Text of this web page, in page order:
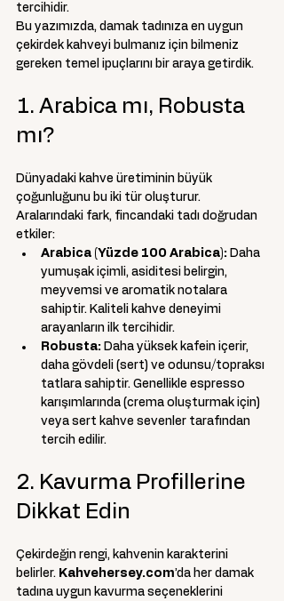
tercihidir.
Bu yazımızda, damak tadınıza en uygun
çekirdek kahveyi bulmanız için bilmeniz
gereken temel ipuçlarını bir araya getirdik.
1. Arabica mı, Robusta
mı?
Dünyadaki kahve üretiminin büyük
çoğunluğunu bu iki tür oluşturur.
Aralarındaki fark, fincandaki tadı doğrudan
etkiler:
Arabica (Yüzde 100 Arabica): Daha
yumuşak içimli, asiditesi belirgin,
meyvemsi ve aromatik notalara
sahiptir. Kaliteli kahve deneyimi
arayanların ilk tercihidir.
Robusta: Daha yüksek kafein içerir,
daha gövdeli (sert) ve odunsu/topraksı
tatlara sahiptir. Genellikle espresso
karışımlarında (crema oluşturmak için)
veya sert kahve sevenler tarafından
tercih edilir.
2. Kavurma Profillerine
Dikkat Edin
Çekirdeğin rengi, kahvenin karakterini
belirler. Kahvehersey.com’da her damak
tadına uygun kavurma seçeneklerini